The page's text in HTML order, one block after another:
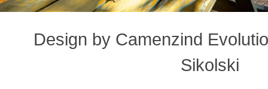
Design by Camenzind
Sikolski